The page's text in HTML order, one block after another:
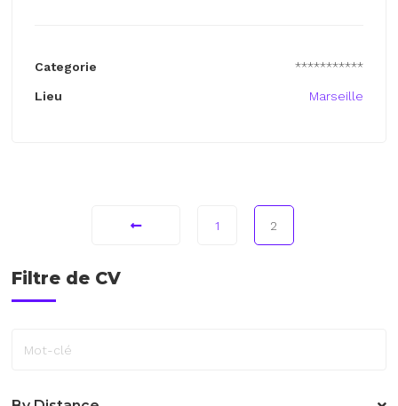
Categorie ***********
Lieu Marseille
1 2
Filtre de CV